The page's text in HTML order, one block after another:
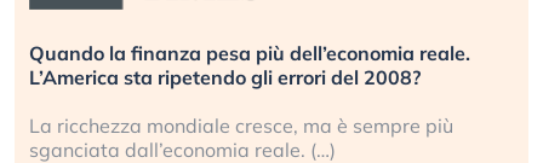
Quando la finanza pesa più dell’economia reale.
L’America sta ripetendo gli errori del 2008?
La ricchezza mondiale cresce, ma è sempre più
sganciata dall’economia reale. (…)